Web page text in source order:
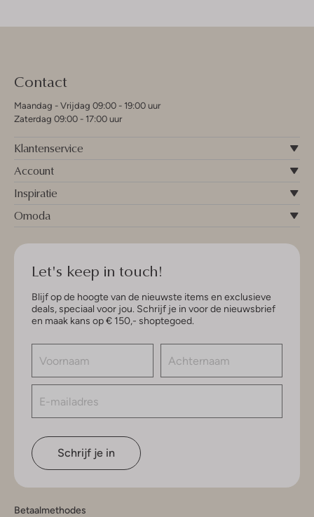
Contact
Maandag - Vrijdag 09:00 - 19:00 uur
Zaterdag 09:00 - 17:00 uur
Klantenservice
Account
Inspiratie
Omoda
Let's keep in touch!
Blijf op de hoogte van de nieuwste items en exclusieve
deals, speciaal voor jou. Schrijf je in voor de nieuwsbrief
en maak kans op € 150,- shoptegoed.
Schrijf je in
Betaalmethodes